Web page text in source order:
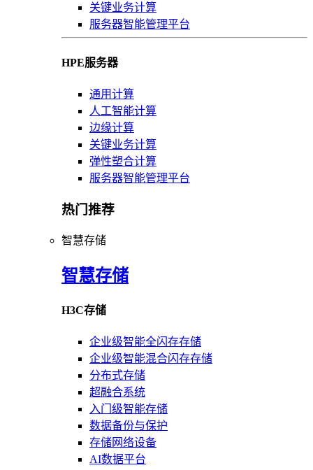
关键业务计算
服务器智能管理平台
HPE服务器
通用计算
人工智能计算
边缘计算
关键业务计算
弹性塑合计算
服务器智能管理平台
热门推荐
智慧存储
智慧存储
H3C存储
企业级智能全闪存存储
企业级智能混合闪存存储
分布式存储
超融合系统
入门级智能存储
数据备份与保护
存储网络设备
AI数据平台